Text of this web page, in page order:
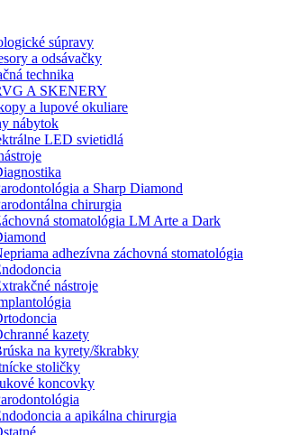
súpravy
a odsávačky
technika
A SKENERY
a lupové okuliare
nábytok
LED svietidlá
a Sharp Diamond
chirurgia
stomatológia LM Arte a Dark
adhezívna záchovná stomatológia
nástroje
kazety
na kyrety/škrabky
stoličky
koncovky
a apikálna chirurgia